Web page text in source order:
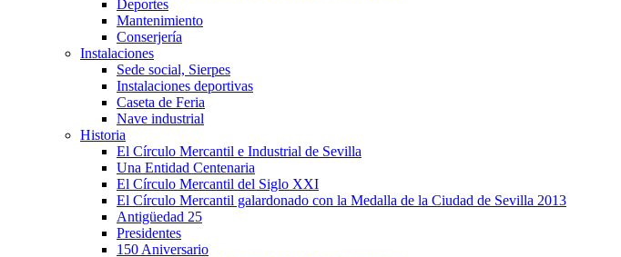
Deportes
Mantenimiento
Conserjería
Instalaciones
Sede social, Sierpes
Instalaciones deportivas
Caseta de Feria
Nave industrial
Historia
El Círculo Mercantil e Industrial de Sevilla
Una Entidad Centenaria
El Círculo Mercantil del Siglo XXI
El Círculo Mercantil galardonado con la Medalla de la Ciudad de Sevilla 2013
Antigüedad 25
Presidentes
150 Aniversario